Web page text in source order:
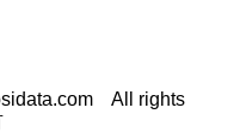
All rights